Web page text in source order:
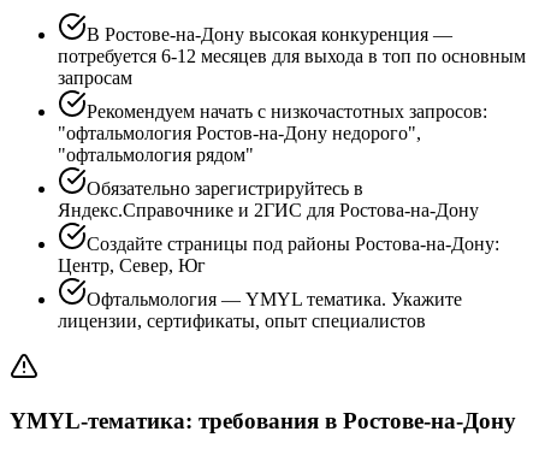
В Ростове-на-Дону высокая конкуренция —
потребуется 6-12 месяцев для выхода в топ по основным
запросам
Рекомендуем начать с низкочастотных запросов:
"офтальмология Ростов-на-Дону недорого",
"офтальмология рядом"
Обязательно зарегистрируйтесь в
Яндекс.Справочнике и 2ГИС для Ростова-на-Дону
Создайте страницы под районы Ростова-на-Дону:
Центр, Север, Юг
Офтальмология — YMYL тематика. Укажите
лицензии, сертификаты, опыт специалистов
YMYL-тематика: требования в Ростове-на-Дону